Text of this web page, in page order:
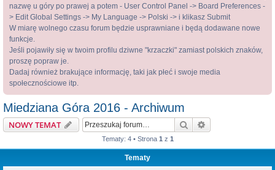
nazwę u góry po prawej a potem - User Control Panel -> Board Preferences -
> Edit Global Settings -> My Language -> Polski -> i klikasz Submit
W miarę wolnego czasu forum będzie usprawniane i będą dodawane nowe
funkcje.
Jeśli pojawiły się w twoim profilu dziwne "krzaczki" zamiast polskich znaków,
proszę popraw je.
Dadaj również brakujące informację, taki jak płeć i swoje media
społecznościowe itp.
Miedziana Góra 2016 - Archiwum
NOWY TEMAT Szukaj
Tematy: 4 • Strona 1 z 1
Tematy